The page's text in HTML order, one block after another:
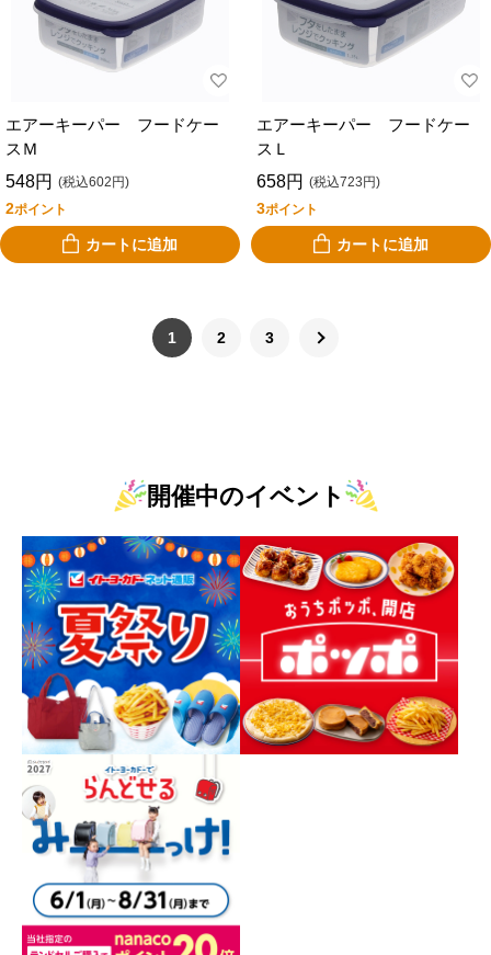
エアーキーパー フードケー
スＭ
548円 (税込602円)
2ポイント
カートに追加
エアーキーパー フードケー
スＬ
658円 (税込723円)
3ポイント
カートに追加
1 2 3
開催中のイベント